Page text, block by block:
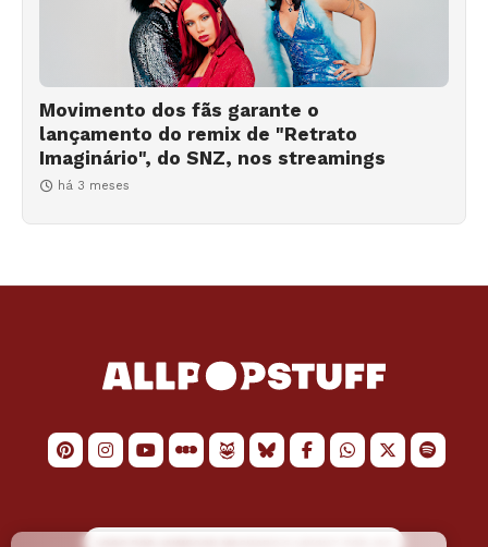
Movimento dos fãs garante o
lançamento do remix de "Retrato
Imaginário", do SNZ, nos streamings
há 3 meses